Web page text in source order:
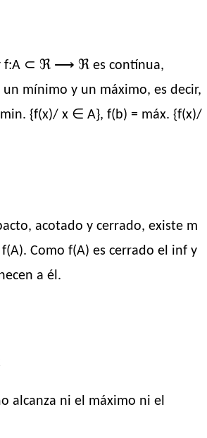
y f:A ⊂ ℜ ⟶ ℜ es contínua,
mínimo y un máximo, es decir,
{f(x)/ x ∈ A}, f(b) = máx. {f(x)/
acotado y cerrado, existe m
Como f(A) es cerrado el inf y
a él.
alcanza ni el máximo ni el